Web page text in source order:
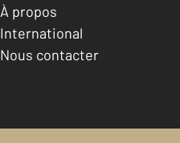
À propos
International
Nous contacter